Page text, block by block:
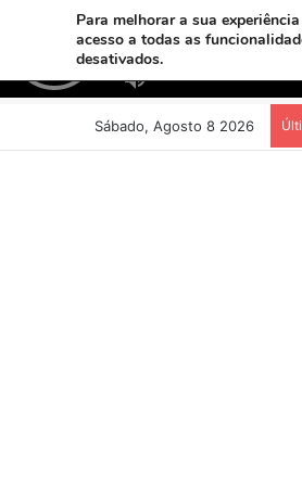
Sábado, Agosto 8 2026
Para melhorar a sua
acesso a todas as
desativados.